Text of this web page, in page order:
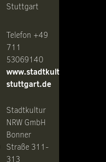
Stuttgart
Telefon +49
711
53069140
www.stadtkultur-
stuttgart.de
Stadtkultur
NRW GmbH
Bonner
Straße 311-
313